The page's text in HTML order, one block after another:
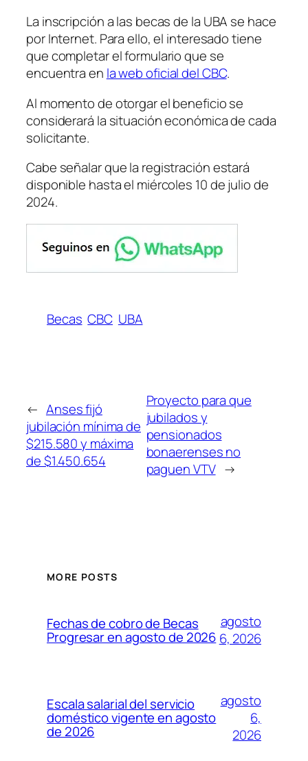
La inscripción a las becas de la UBA se hace
por Internet. Para ello, el interesado tiene
que completar el formulario que se
encuentra en la web oficial del CBC.
Al momento de otorgar el beneficio se
considerará la situación económica de cada
solicitante.
Cabe señalar que la registración estará
disponible hasta el miércoles 10 de julio de
2024.
Becas CBC UBA
← Anses fijó
jubilación mínima de
$215.580 y máxima
de $1.450.654
Proyecto para que
jubilados y
pensionados
bonaerenses no
paguen VTV →
MORE POSTS
Fechas de cobro de Becas
Progresar en agosto de 2026
agosto
6, 2026
Escala salarial del servicio
doméstico vigente en agosto
de 2026
agosto
6,
2026